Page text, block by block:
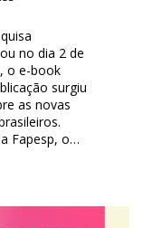
no dia 2 de
o e-book
surgiu
as novas
Fapesp, o…